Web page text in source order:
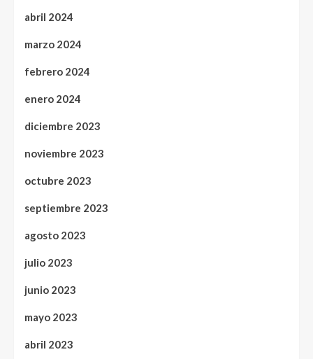
abril 2024
marzo 2024
febrero 2024
enero 2024
diciembre 2023
noviembre 2023
octubre 2023
septiembre 2023
agosto 2023
julio 2023
junio 2023
mayo 2023
abril 2023